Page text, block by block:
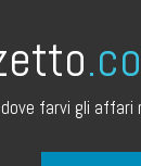
farvi gli affari